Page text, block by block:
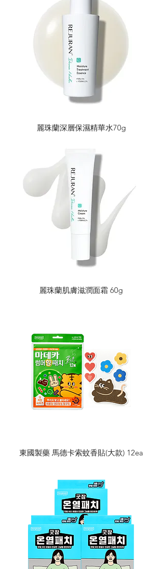
麗珠蘭深層保濕精華水70g
麗珠蘭肌膚滋潤面霜 60g
東國製藥 馬德卡索蚊香貼(大款) 12ea